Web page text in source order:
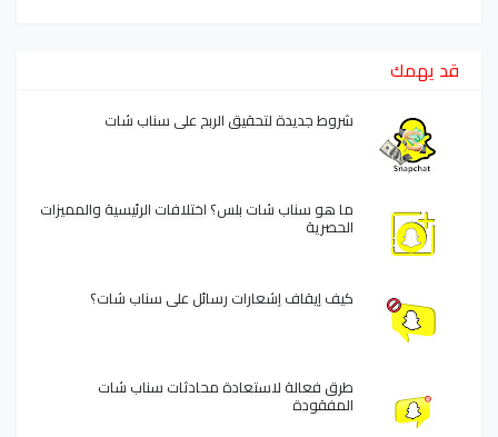
قد يهمك
شروط جديدة لتحقيق الربح على سناب شات
ما هو سناب شات بلس؟ اختلافات الرئيسية والمميزات
الحصرية
كيف إيقاف إشعارات رسائل على سناب شات؟
طرق فعالة لاستعادة محادثات سناب شات
المفقودة